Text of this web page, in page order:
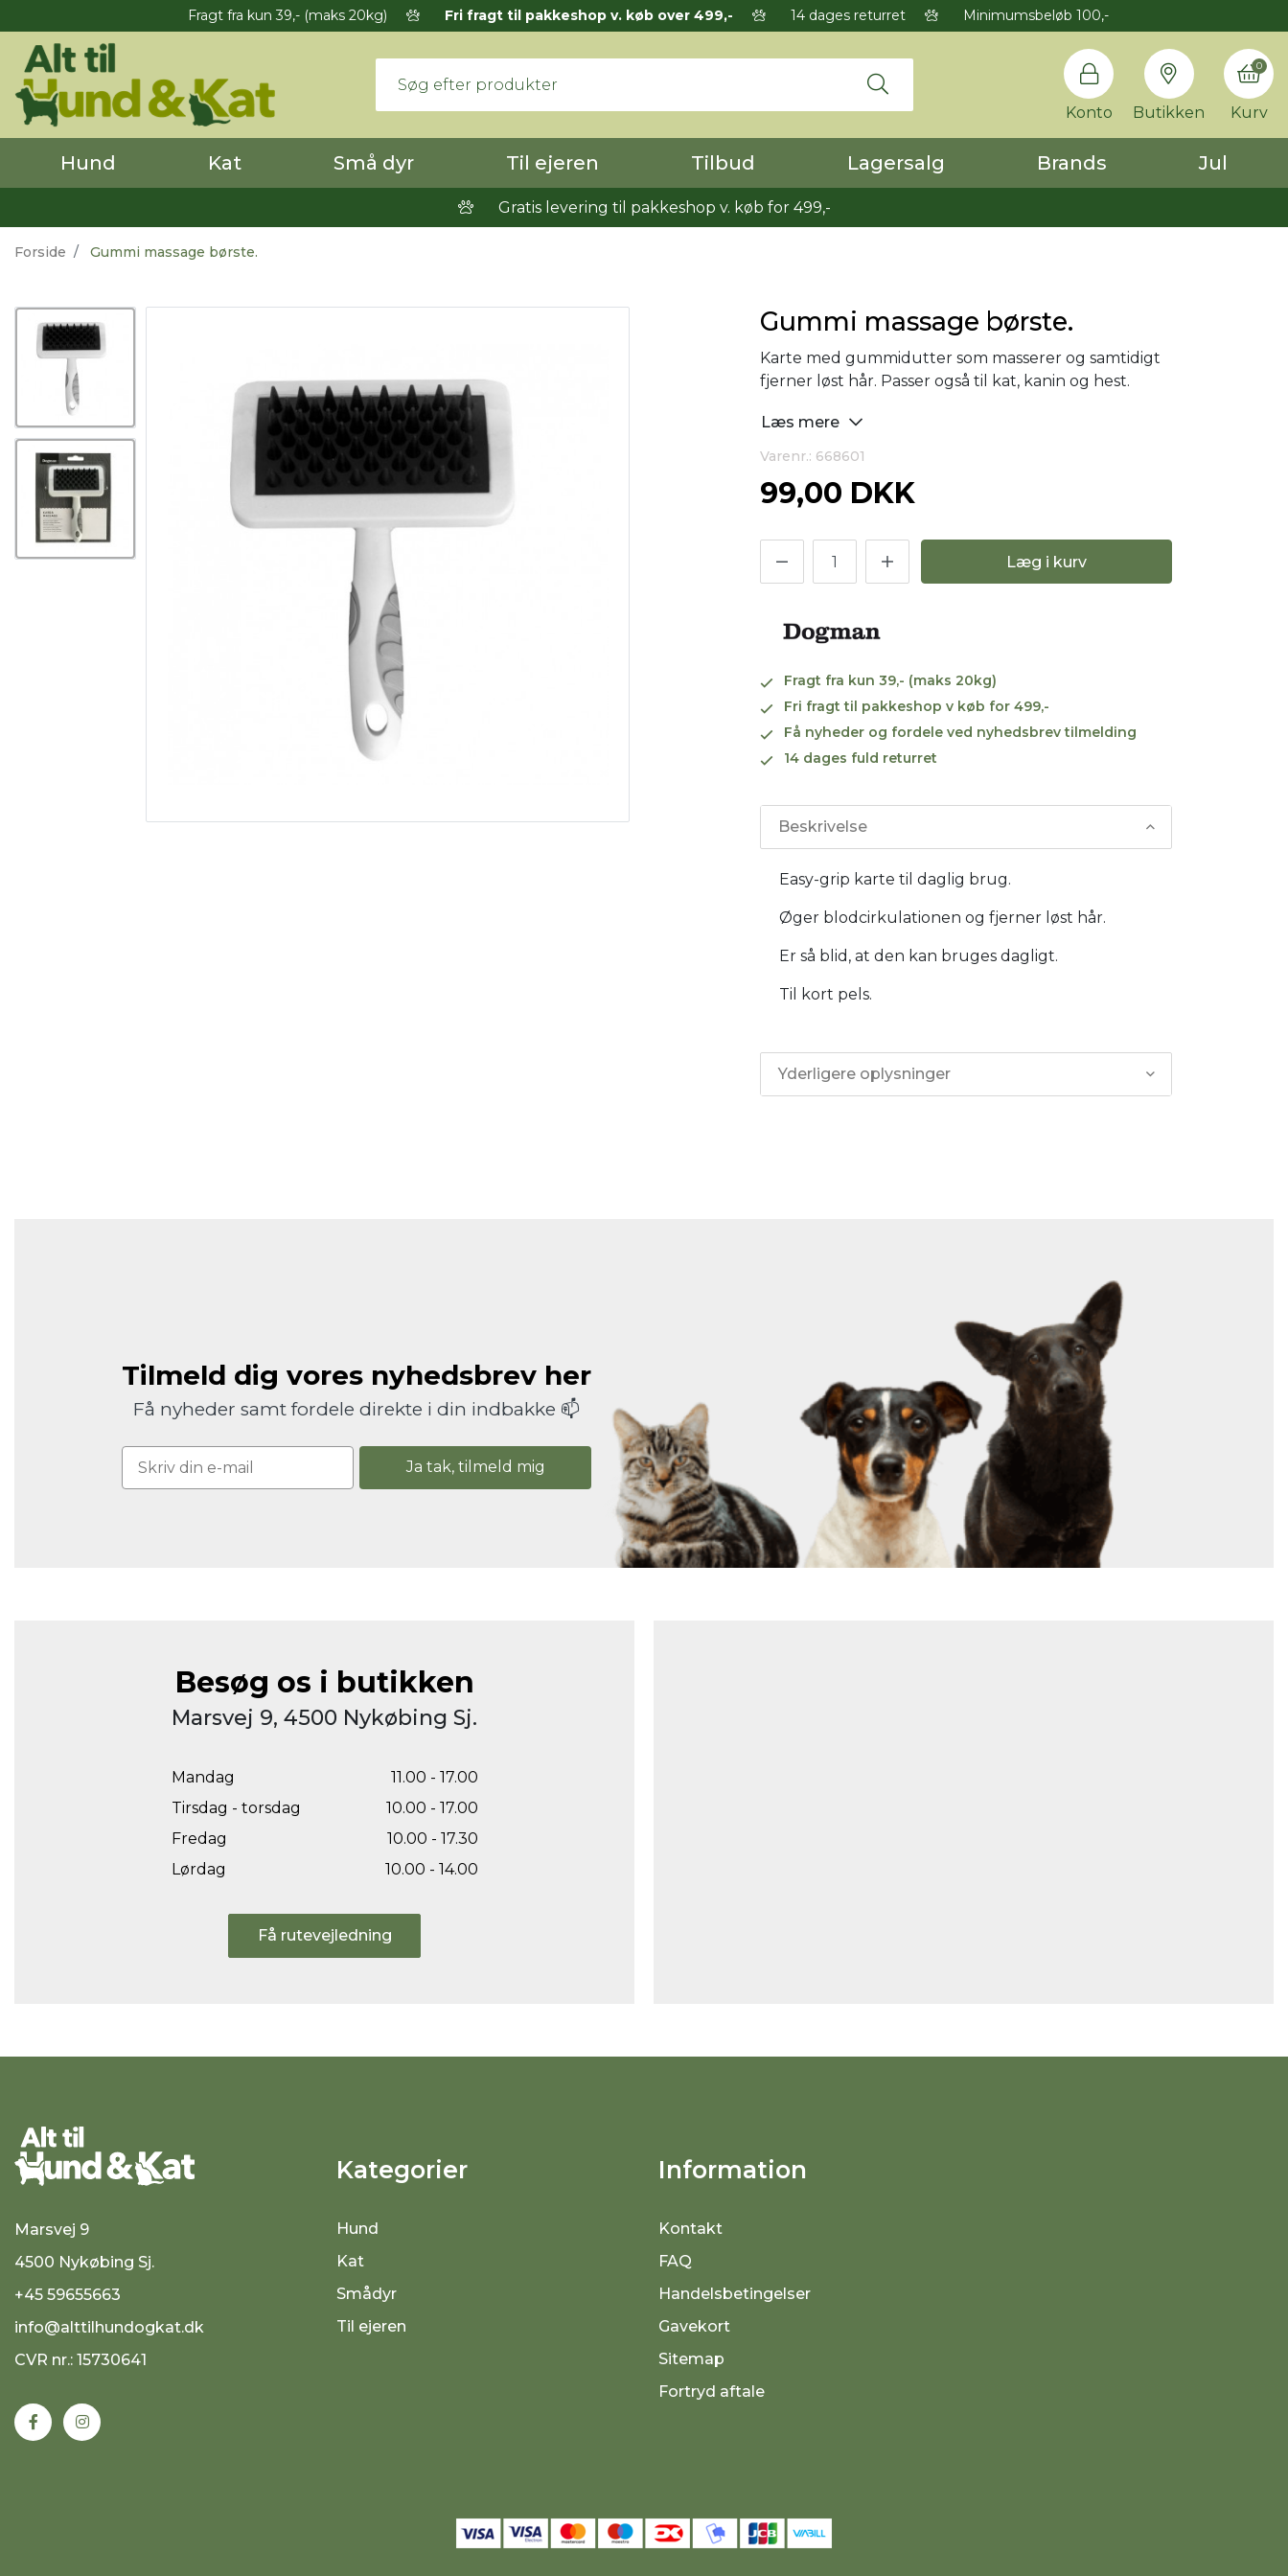
Fragt fra kun 39,- (maks 20kg) Fri fragt til pakkeshop v. køb over 499,- 14 dages returret Minimumsbeløb 100,-
Konto Butikken Kurv
0
Hund Kat Små dyr Til ejeren Tilbud Lagersalg Brands Jul
Gratis levering til pakkeshop v. køb for 499,-
Forside Gummi massage børste.
Gummi massage børste.
Karte med gummidutter som masserer og samtidigt
fjerner løst hår. Passer også til kat, kanin og hest.
Læs mere
Varenr.: 668601
99,00 DKK
Læg i kurv
Fragt fra kun 39,- (maks 20kg)
Fri fragt til pakkeshop v køb for 499,-
Få nyheder og fordele ved nyhedsbrev tilmelding
14 dages fuld returret
Beskrivelse
Easy-grip karte til daglig brug.
Øger blodcirkulationen og fjerner løst hår.
Er så blid, at den kan bruges dagligt.
Til kort pels.
Yderligere oplysninger
Tilmeld dig vores nyhedsbrev her
Få nyheder samt fordele direkte i din indbakke 📫
Ja tak, tilmeld mig
Besøg os i butikken
Marsvej 9, 4500 Nykøbing Sj.
Mandag
11.00 - 17.00
Tirsdag - torsdag
10.00 - 17.00
Fredag
10.00 - 17.30
Lørdag
10.00 - 14.00
Få rutevejledning
Marsvej 9
4500 Nykøbing Sj.
+45 59655663
info@alttilhundogkat.dk
CVR nr.: 15730641
Kategorier
Hund
Kat
Smådyr
Til ejeren
Information
Kontakt
FAQ
Handelsbetingelser
Gavekort
Sitemap
Fortryd aftale